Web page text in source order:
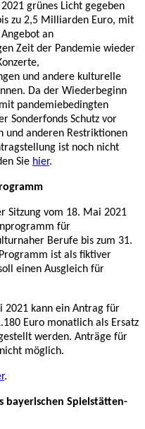
grünes Licht gegeben
zu 2,5 Milliarden Euro, mit
an
Zeit der Pandemie wieder
und andere kulturelle
Da der Wiederbeginn
pandemiebedingten
Sonderfonds Schutz vor
und anderen Restriktionen
ist noch nicht
Sie hier.
Sitzung vom 18. Mai 2021
für
Berufe bis zum 31.
ist als fiktiver
einen Ausgleich für
2021 kann ein Antrag für
Euro monatlich als Ersatz
werden. Anträge für
möglich.
.
bayerischen Spielstätten-